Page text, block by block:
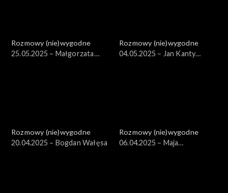
Rozmowy (nie)wygodne
25.05.2025 – Małgorzata
Rozmowy (nie)wygodne
04.05.2025 – Jan Kanty
Rozmowy (nie)wygodne
20.04.2025 – Bogdan Wałęsa
Rozmowy (nie)wygodne
06.04.2025 – Maja